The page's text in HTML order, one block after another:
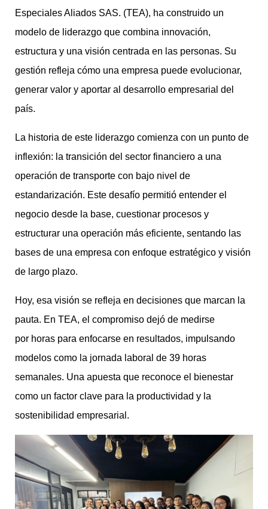
Especiales Aliados SAS. (TEA), ha construido un
modelo de liderazgo que combina innovación,
estructura y una visión centrada en las personas. Su
gestión refleja cómo una empresa puede evolucionar,
generar valor y aportar al desarrollo empresarial del
país.
La historia de este liderazgo comienza con un punto de
inflexión: la transición del sector financiero a una
operación de transporte con bajo nivel de
estandarización. Este desafío permitió entender el
negocio desde la base, cuestionar procesos y
estructurar una operación más eficiente, sentando las
bases de una empresa con enfoque estratégico y visión
de largo plazo.
Hoy, esa visión se refleja en decisiones que marcan la
pauta. En TEA, el compromiso dejó de medirse
por horas para enfocarse en resultados, impulsando
modelos como la jornada laboral de 39 horas
semanales. Una apuesta que reconoce el bienestar
como un factor clave para la productividad y la
sostenibilidad empresarial.